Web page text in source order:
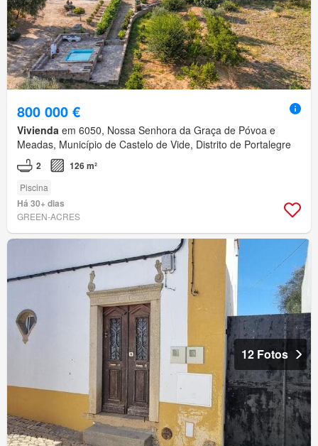
800 000 €
Vivienda em 6050, Nossa Senhora da Graça de Póvoa e
Meadas, Município de Castelo de Vide, Distrito de Portalegre
2 126 m²
Piscina
Há 30+ dias
GREEN-ACRES
12 Fotos